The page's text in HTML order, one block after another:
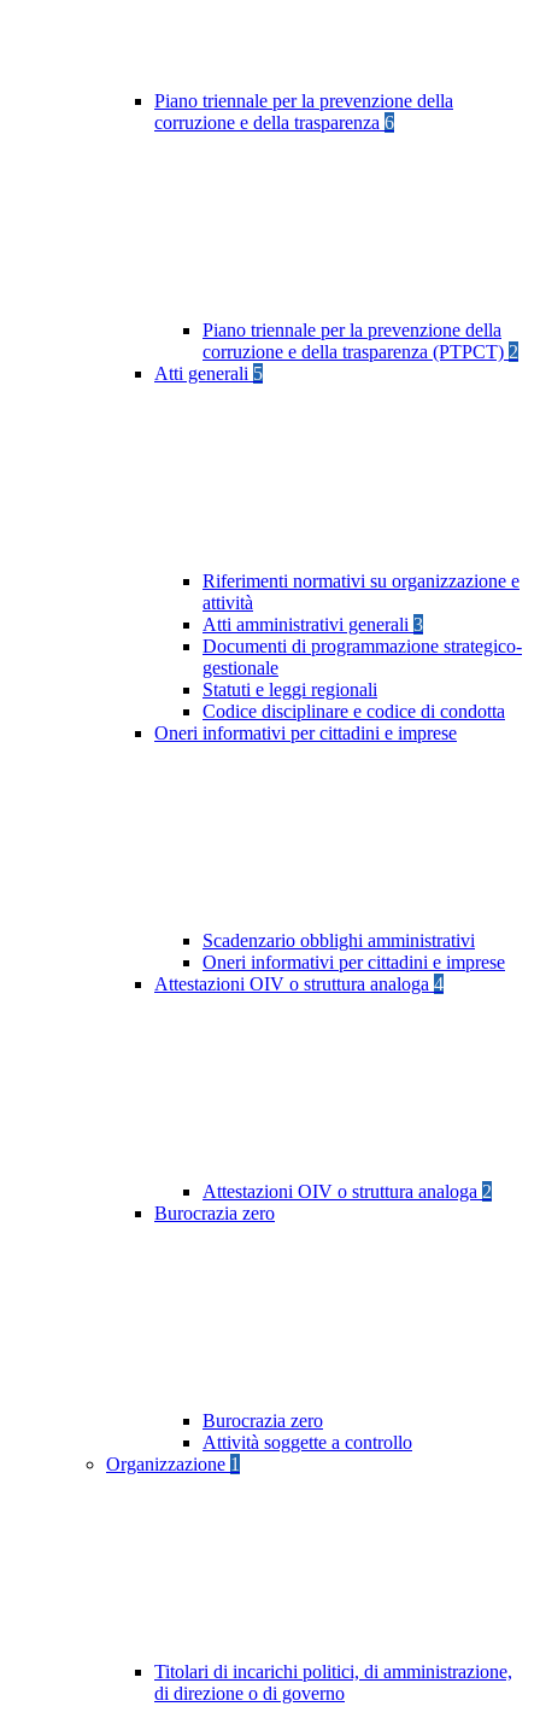
Piano triennale per la prevenzione della
corruzione e della trasparenza 6
Piano triennale per la prevenzione della
corruzione e della trasparenza (PTPCT) 2
Atti generali 5
Riferimenti normativi su organizzazione e
attività
Atti amministrativi generali 3
Documenti di programmazione strategico-
gestionale
Statuti e leggi regionali
Codice disciplinare e codice di condotta
Oneri informativi per cittadini e imprese
Scadenzario obblighi amministrativi
Oneri informativi per cittadini e imprese
Attestazioni OIV o struttura analoga 4
Attestazioni OIV o struttura analoga 2
Burocrazia zero
Burocrazia zero
Attività soggette a controllo
Organizzazione 1
Titolari di incarichi politici, di amministrazione,
di direzione o di governo